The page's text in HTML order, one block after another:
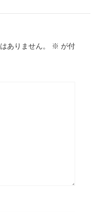
ありません。 ※ が付